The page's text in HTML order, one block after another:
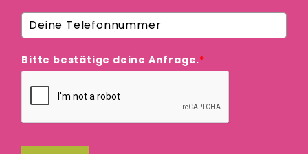
Bitte bestätige deine Anfrage.*